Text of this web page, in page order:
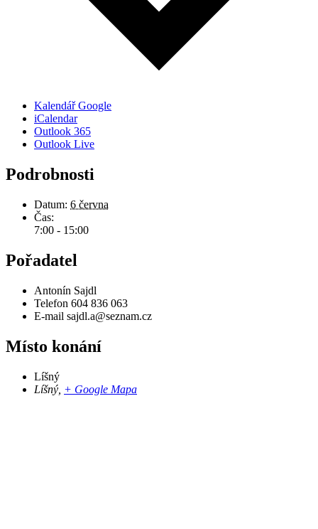
Kalendář Google
iCalendar
Outlook 365
Outlook Live
Podrobnosti
Datum: 6 června
Čas:
7:00 - 15:00
Pořadatel
Antonín Sajdl
Telefon 604 836 063
E-mail sajdl.a@seznam.cz
Místo konání
Líšný
Líšný + Google Mapa